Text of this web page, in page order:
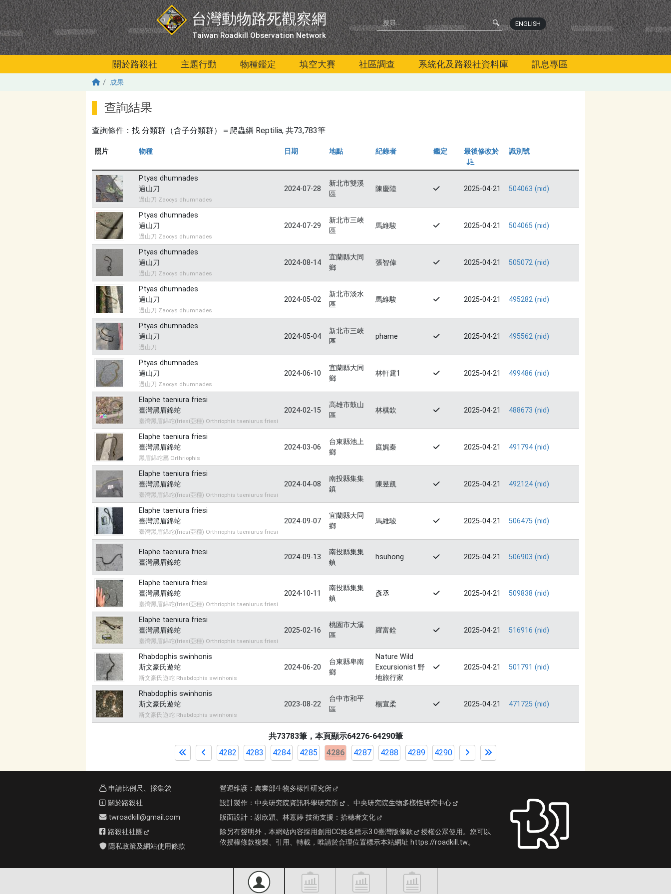
移至主內容
台灣動物路死觀察網
Taiwan Roadkill Observation Network
ENGLISH
關於路殺社 主題行動 物種鑑定 填空大賽 社區調查 系統化及路殺社資料庫 訊息專區
成果
查詢結果
查詢條件：找 分類群（含子分類群）＝爬蟲綱 Reptilia, 共73,783筆
照片 物種 日期 地點 紀錄者 鑑定 最後修改於
由小到大
識別號
Ptyas dhumnades
過山刀
過山刀 Zaocys dhumnades
2024-07-28
新北市雙溪
區
陳慶陸 2025-04-21 504063 (nid)
Ptyas dhumnades
過山刀
過山刀 Zaocys dhumnades
2024-07-29
新北市三峽
區
馬維駿 2025-04-21 504065 (nid)
Ptyas dhumnades
過山刀
過山刀 Zaocys dhumnades
2024-08-14
宜蘭縣大同
鄉
張智偉 2025-04-21 505072 (nid)
Ptyas dhumnades
過山刀
過山刀 Zaocys dhumnades
2024-05-02
新北市淡水
區
馬維駿 2025-04-21 495282 (nid)
Ptyas dhumnades
過山刀
過山刀
2024-05-04
新北市三峽
區
phame 2025-04-21 495562 (nid)
Ptyas dhumnades
過山刀
過山刀 Zaocys dhumnades
2024-06-10
宜蘭縣大同
鄉
林軒霆1 2025-04-21 499486 (nid)
Elaphe taeniura friesi
臺灣黑眉錦蛇
臺灣黑眉錦蛇(friesi亞種) Orthriophis taeniurus friesi
2024-02-15
高雄市鼓山
區
林棋欽 2025-04-21 488673 (nid)
Elaphe taeniura friesi
臺灣黑眉錦蛇
黑眉錦蛇屬 Orthriophis
2024-03-06
台東縣池上
鄉
庭娓秦 2025-04-21 491794 (nid)
Elaphe taeniura friesi
臺灣黑眉錦蛇
臺灣黑眉錦蛇(friesi亞種) Orthriophis taeniurus friesi
2024-04-08
南投縣集集
鎮
陳昱凱 2025-04-21 492124 (nid)
Elaphe taeniura friesi
臺灣黑眉錦蛇
臺灣黑眉錦蛇(friesi亞種) Orthriophis taeniurus friesi
2024-09-07
宜蘭縣大同
鄉
馬維駿 2025-04-21 506475 (nid)
Elaphe taeniura friesi
臺灣黑眉錦蛇
2024-09-13
南投縣集集
鎮
hsuhong 2025-04-21 506903 (nid)
Elaphe taeniura friesi
臺灣黑眉錦蛇
臺灣黑眉錦蛇(friesi亞種) Orthriophis taeniurus friesi
2024-10-11
南投縣集集
鎮
彥丞 2025-04-21 509838 (nid)
Elaphe taeniura friesi
臺灣黑眉錦蛇
臺灣黑眉錦蛇(friesi亞種) Orthriophis taeniurus friesi
2025-02-16
桃園市大溪
區
羅富銓 2025-04-21 516916 (nid)
Rhabdophis swinhonis
斯文豪氏遊蛇
斯文豪氏遊蛇 Rhabdophis swinhonis
2024-06-20
台東縣卑南
鄉
Nature Wild
Excursionist 野
地旅行家
2025-04-21 501791 (nid)
Rhabdophis swinhonis
斯文豪氏遊蛇
斯文豪氏遊蛇 Rhabdophis swinhonis
2023-08-22
台中市和平
區
楊宣柔 2025-04-21 471725 (nid)
共73783筆，本頁顯示64276-64290筆
4282
4283 4284 4285 4286 4287 4288 4289 4290
申請比例尺、採集袋
關於路殺社
twroadkill@gmail.com
路殺社社團
隱私政策及網站使用條款
營運維護： 農業部生物多樣性研究所
設計製作： 中央研究院資訊科學研究所 、 中央研究院生物多樣性研究中心
版面設計： 謝欣穎、林薏婷 技術支援： 拾穗者文化
除另有聲明外，本網站內容採用創用CC姓名標示3.0臺灣版條款
授權公眾使用。您可以
依授權條款複製、引用、轉載，唯請於合理位置標示本站網址 https://roadkill.tw。